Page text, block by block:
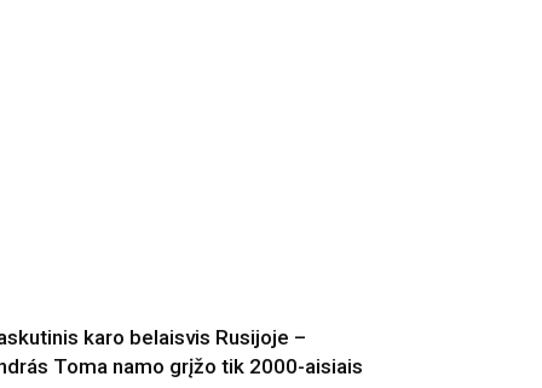
karo belaisvis Rusijoje –
Toma namo grįžo tik 2000-aisiais